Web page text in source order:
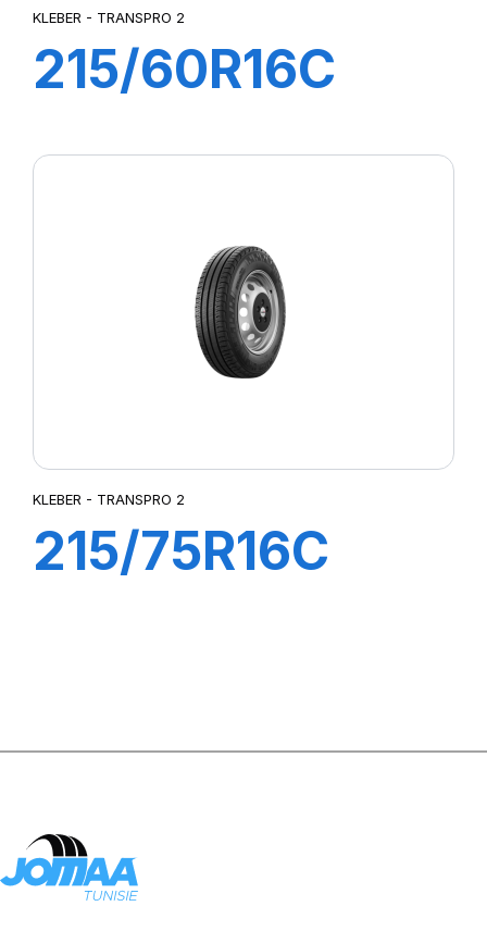
KLEBER - TRANSPRO 2
215/60R16C
KLEBER - TRANSPRO 2
215/75R16C